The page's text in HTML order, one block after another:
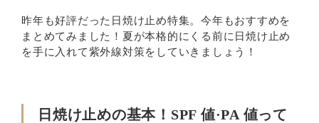
昨年も好評だった日焼け止め特集。今年もおすすめを
まとめてみました！夏が本格的にくる前に日焼け止め
を手に入れて紫外線対策をしていきましょう！
日焼け止めの基本！SPF 値·PA 値って